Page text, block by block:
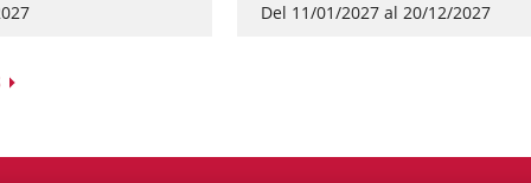
Del 11/01/2027 al 20/12/2027